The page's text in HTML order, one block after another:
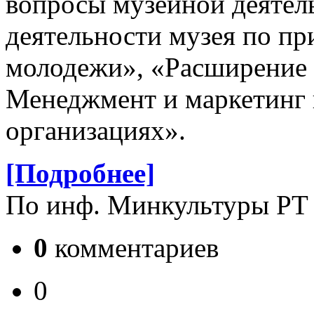
деятельности музея по
молодежи», «Расширение
Менеджмент и маркетинг
организациях».
[Подробнее]
По инф. Минкультуры РТ
0 комментариев
0